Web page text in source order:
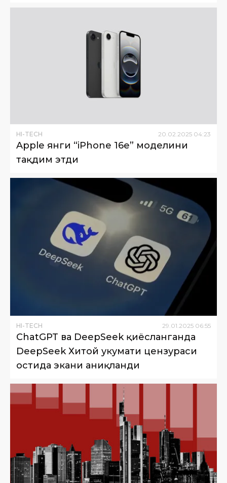
HI-TECH 20 02 2025 04:23
Apple янги “iPhone 16e” моделини
тақдим этди
HI-TECH 29 01 2025 06:55
ChatGPT ва DeepSeek қиёсланганда
DeepSeek Хитой ҳукумати цензураси
остида экани аниқланди